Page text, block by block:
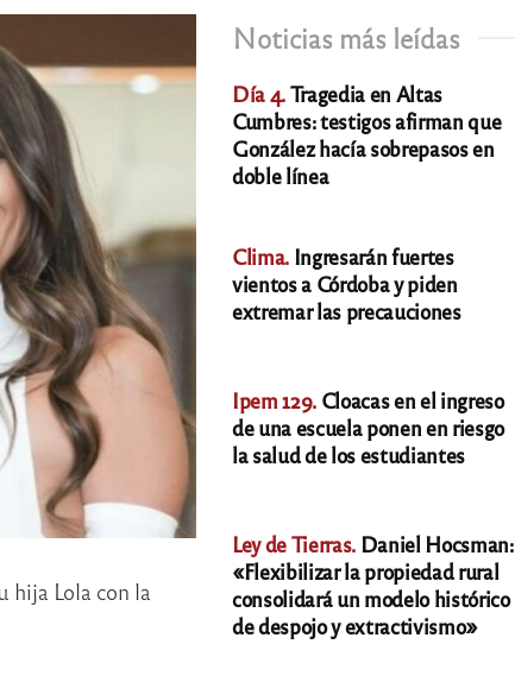
hija Lola con la
Noticias más leídas
Día 4.Tragedia en Altas
Cumbres: testigos afirman que
González hacía sobrepasos en
doble línea
Clima. Ingresarán fuertes
vientos a Córdoba y piden
extremar las precauciones
Ipem 129. Cloacas en el ingreso
de una escuela ponen en riesgo
la salud de los estudiantes
Ley de Tierras. Daniel Hocsman:
«Flexibilizar la propiedad rural
consolidará un modelo histórico
de despojo y extractivismo»